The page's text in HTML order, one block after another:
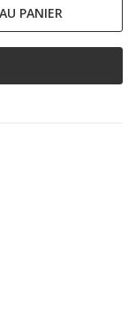
PANIER